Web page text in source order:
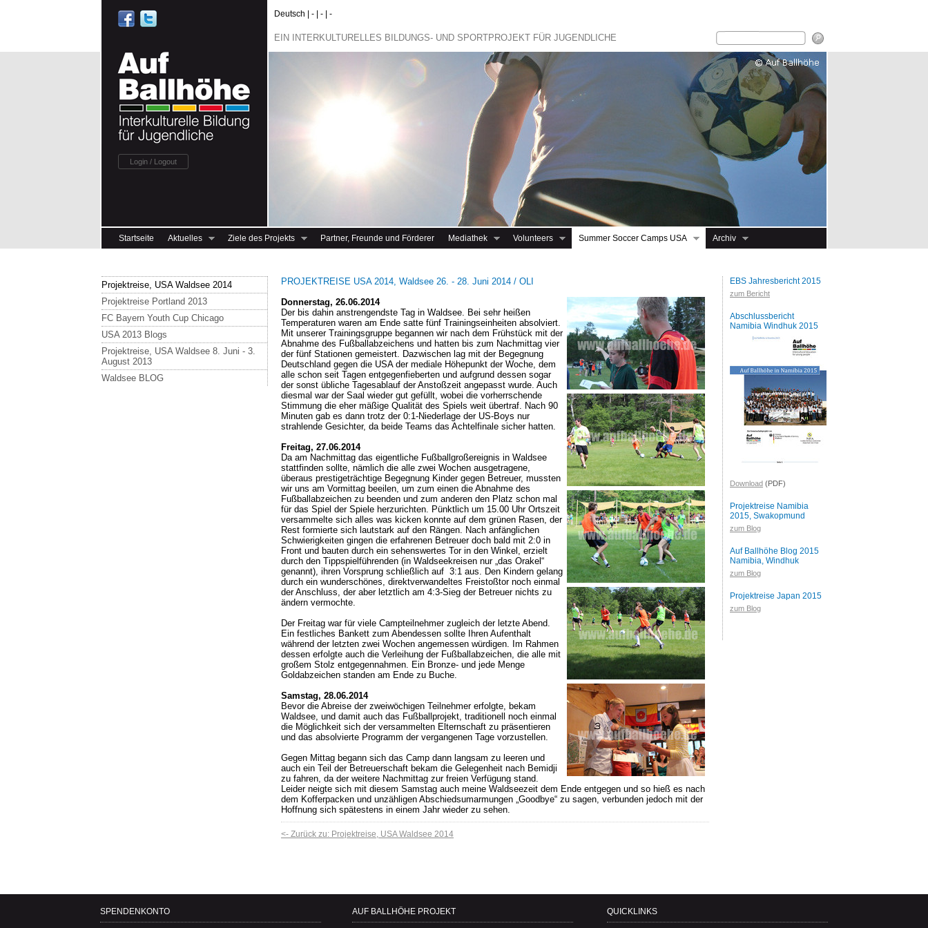
Login / Logout
Deutsch | - | - | -
EIN INTERKULTURELLES BILDUNGS- UND SPORTPROJEKT FÜR JUGENDLICHE
Startseite Aktuelles Ziele des Projekts Partner, Freunde und Förderer Mediathek Volunteers Summer Soccer Camps USA Archiv
Projektreise, USA Waldsee 2014
Projektreise Portland 2013
FC Bayern Youth Cup Chicago
USA 2013 Blogs
Projektreise, USA Waldsee 8. Juni - 3.
August 2013
Waldsee BLOG
EBS Jahresbericht 2015
zum Bericht
Abschlussbericht
Namibia Windhuk 2015
Download (PDF)
Projektreise Namibia
2015, Swakopmund
zum Blog
Auf Ballhöhe Blog 2015
Namibia, Windhuk
zum Blog
Projektreise Japan 2015
zum Blog
PROJEKTREISE USA 2014, Waldsee 26. - 28. Juni 2014 / OLI
Donnerstag, 26.06.2014
Der bis dahin anstrengendste Tag in Waldsee. Bei sehr heißen
Temperaturen waren am Ende satte fünf Trainingseinheiten absolviert.
Mit unserer Trainingsgruppe begannen wir nach dem Frühstück mit der
Abnahme des Fußballabzeichens und hatten bis zum Nachmittag vier
der fünf Stationen gemeistert. Dazwischen lag mit der Begegnung
Deutschland gegen die USA der mediale Höhepunkt der Woche, dem
alle schon seit Tagen entgegenfieberten und aufgrund dessen sogar
der sonst übliche Tagesablauf der Anstoßzeit angepasst wurde. Auch
diesmal war der Saal wieder gut gefüllt, wobei die vorherrschende
Stimmung die eher mäßige Qualität des Spiels weit übertraf. Nach 90
Minuten gab es dann trotz der 0:1-Niederlage der US-Boys nur
strahlende Gesichter, da beide Teams das Achtelfinale sicher hatten.
Freitag, 27.06.2014
Da am Nachmittag das eigentliche Fußballgroßereignis in Waldsee
stattfinden sollte, nämlich die alle zwei Wochen ausgetragene,
überaus prestigeträchtige Begegnung Kinder gegen Betreuer, mussten
wir uns am Vormittag beeilen, um zum einen die Abnahme des
Fußballabzeichen zu beenden und zum anderen den Platz schon mal
für das Spiel der Spiele herzurichten. Pünktlich um 15.00 Uhr Ortszeit
versammelte sich alles was kicken konnte auf dem grünen Rasen, der
Rest formierte sich lautstark auf den Rängen. Nach anfänglichen
Schwierigkeiten gingen die erfahrenen Betreuer doch bald mit 2:0 in
Front und bauten durch ein sehenswertes Tor in den Winkel, erzielt
durch den Tippspielführenden (in Waldseekreisen nur „das Orakel“
genannt), ihren Vorsprung schließlich auf 3:1 aus. Den Kindern gelang
durch ein wunderschönes, direktverwandeltes Freistoßtor noch einmal
der Anschluss, der aber letztlich am 4:3-Sieg der Betreuer nichts zu
ändern vermochte.
Der Freitag war für viele Campteilnehmer zugleich der letzte Abend.
Ein festliches Bankett zum Abendessen sollte Ihren Aufenthalt
während der letzten zwei Wochen angemessen würdigen. Im Rahmen
dessen erfolgte auch die Verleihung der Fußballabzeichen, die alle mit
großem Stolz entgegennahmen. Ein Bronze- und jede Menge
Goldabzeichen standen am Ende zu Buche.
Samstag, 28.06.2014
Bevor die Abreise der zweiwöchigen Teilnehmer erfolgte, bekam
Waldsee, und damit auch das Fußballprojekt, traditionell noch einmal
die Möglichkeit sich der versammelten Elternschaft zu präsentieren
und das absolvierte Programm der vergangenen Tage vorzustellen.
Gegen Mittag begann sich das Camp dann langsam zu leeren und
auch ein Teil der Betreuerschaft bekam die Gelegenheit nach Bemidji
zu fahren, da der weitere Nachmittag zur freien Verfügung stand.
Leider neigte sich mit diesem Samstag auch meine Waldseezeit dem Ende entgegen und so hieß es nach
dem Kofferpacken und unzähligen Abschiedsumarmungen „Goodbye“ zu sagen, verbunden jedoch mit der
Hoffnung sich spätestens in einem Jahr wieder zu sehen.
<- Zurück zu: Projektreise, USA Waldsee 2014
SPENDENKONTO AUF BALLHÖHE PROJEKT QUICKLINKS